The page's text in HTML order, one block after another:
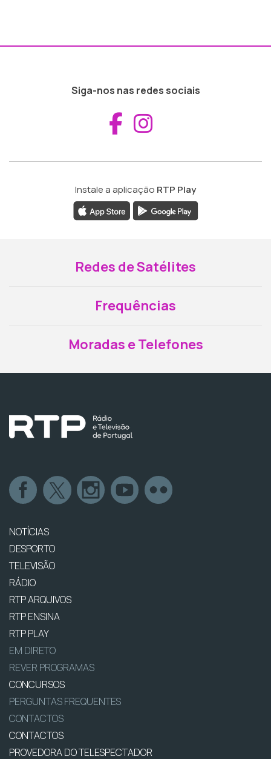
Siga-nos nas redes sociais
Aceder ao
Instale a aplicação RTP Play
Redes de Satélites
Frequências
Moradas e Telefones
NOTÍCIAS
DESPORTO
TELEVISÃO
RÁDIO
RTP ARQUIVOS
RTP ENSINA
RTP PLAY
EM DIRETO
REVER PROGRAMAS
CONCURSOS
PERGUNTAS FREQUENTES
CONTACTOS
CONTACTOS
PROVEDORA DO TELESPECTADOR